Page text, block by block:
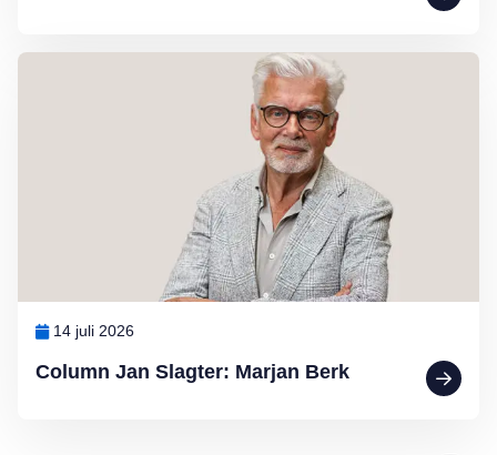
Column Jan Slagter: Marjan Berk
14 juli 2026
Lees meer over Column Jan Slagter: Marjan Berk